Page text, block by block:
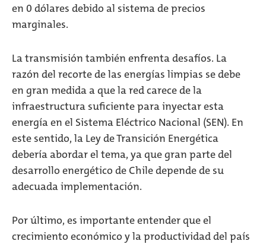
en 0 dólares debido al sistema de precios
marginales.
La transmisión también enfrenta desafíos. La
razón del recorte de las energías limpias se debe
en gran medida a que la red carece de la
infraestructura suficiente para inyectar esta
energía en el Sistema Eléctrico Nacional (SEN). En
este sentido, la Ley de Transición Energética
debería abordar el tema, ya que gran parte del
desarrollo energético de Chile depende de su
adecuada implementación.
Por último, es importante entender que el
crecimiento económico y la productividad del país